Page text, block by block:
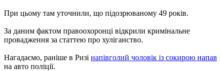
При цьому там уточнили, що підозрюваному 49 років.
За даним фактом правоохоронці відкрили кримінальне
провадження за статтею про хуліганство.
Нагадаємо, раніше в Ризі напівголий чоловік із сокирою напав
на авто поліції.